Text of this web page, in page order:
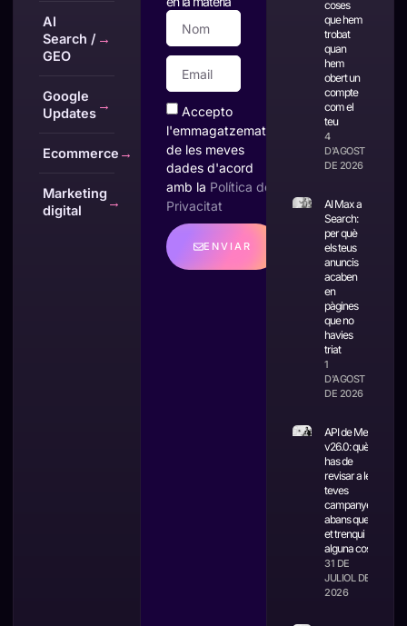
AI
Search /
GEO
→
Google
Updates
→
Ecommerce →
Marketing
digital
→
Accepto
l'emmagatzematge
de les meves
dades d'acord
amb la Política de
Privacitat
ENVIAR
coses
que hem
trobat
quan
hem
obert un
compte
com el
teu
4
D'AGOST
DE 2026
AI Max a
Search:
per què
els teus
anuncis
acaben
en
pàgines
que no
havies
triat
1
D'AGOST
DE 2026
API de Meta
v26.0: què
has de
revisar a les
teves
campanyes
abans que
et trenqui
alguna cosa
31 DE
JULIOL DE
2026